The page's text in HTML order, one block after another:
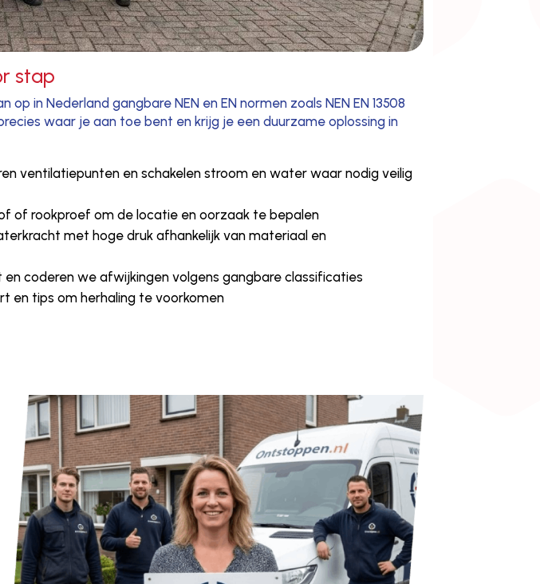
stap
in Nederland gangbare NEN en EN normen zoals NEN EN 13508
waar je aan toe bent en krijg je een duurzame oplossing in
ventilatiepunten en schakelen stroom en water waar nodig veilig
of rookproef om de locatie en oorzaak te bepalen
met hoge druk afhankelijk van materiaal en
coderen we afwijkingen volgens gangbare classificaties
en tips om herhaling te voorkomen